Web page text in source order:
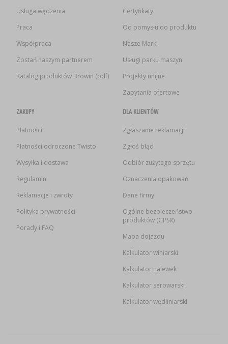
Usługa wędzenia
Praca
Współpraca
Zostań naszym partnerem
Katalog produktów Browin (pdf)
Certyfikaty
Od pomysłu do produktu
Nasze Marki
Usługi parku maszyn
Projekty unijne
Zapytania ofertowe
ZAKUPY
Płatności
Płatności odroczone Twisto
Wysyłka i dostawa
Regulamin
Reklamacje i zwroty
Polityka prywatności
Porady i FAQ
DLA KLIENTÓW
Zgłaszanie reklamacji
Zgłoś błąd
Odbiór zużytego sprzętu
Oznaczenia opakowań
Dane firmy
Ogólne bezpieczeństwo
produktów (GPSR)
Mapa dojazdu
Kalkulator winiarski
Kalkulator nalewek
Kalkulator serowarski
Kalkulator wędliniarski